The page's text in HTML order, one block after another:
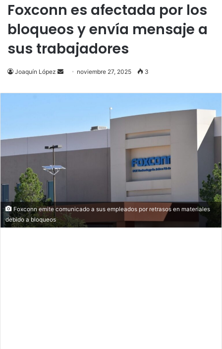
Foxconn es afectada por los
bloqueos y envía mensaje a
sus trabajadores
Joaquín López
Send
email
noviembre 27, 2025 3
Foxconn emite comunicado a sus empleados por retrasos en materiales
debido a bloqueos